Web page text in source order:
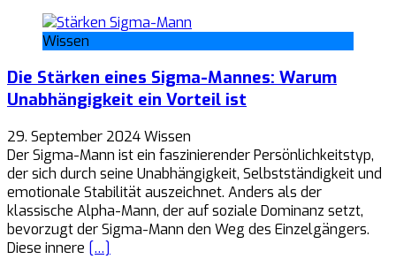
Wissen
Die Stärken eines Sigma-Mannes: Warum
Unabhängigkeit ein Vorteil ist
29. September 2024Wissen
Der Sigma-Mann ist ein faszinierender Persönlichkeitstyp,
der sich durch seine Unabhängigkeit, Selbstständigkeit und
emotionale Stabilität auszeichnet. Anders als der
klassische Alpha-Mann, der auf soziale Dominanz setzt,
bevorzugt der Sigma-Mann den Weg des Einzelgängers.
Diese innere […]